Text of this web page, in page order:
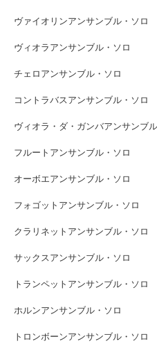
ヴァイオリンアンサンブル・ソロ
ヴィオラアンサンブル・ソロ
チェロアンサンブル・ソロ
コントラバスアンサンブル・ソロ
ヴィオラ・ダ・ガンバアンサンブ
フルートアンサンブル・ソロ
オーボエアンサンブル・ソロ
フォゴットアンサンブル・ソロ
クラリネットアンサンブル・ソロ
サックスアンサンブル・ソロ
トランペットアンサンブル・ソロ
ホルンアンサンブル・ソロ
トロンボーンアンサンブル・ソロ